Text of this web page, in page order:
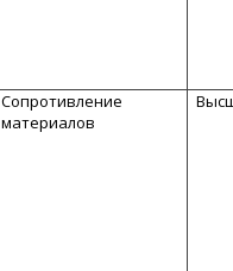
Сопротивление
материалов